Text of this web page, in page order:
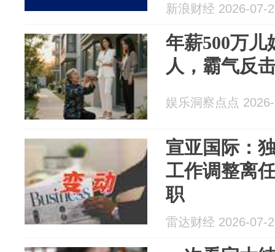
新浪财经 2026-07-
年薪500万儿
人，霸气反
娱乐洞察点点
宣亚国际：
工作调整离
职
雷达财经 2026-07-